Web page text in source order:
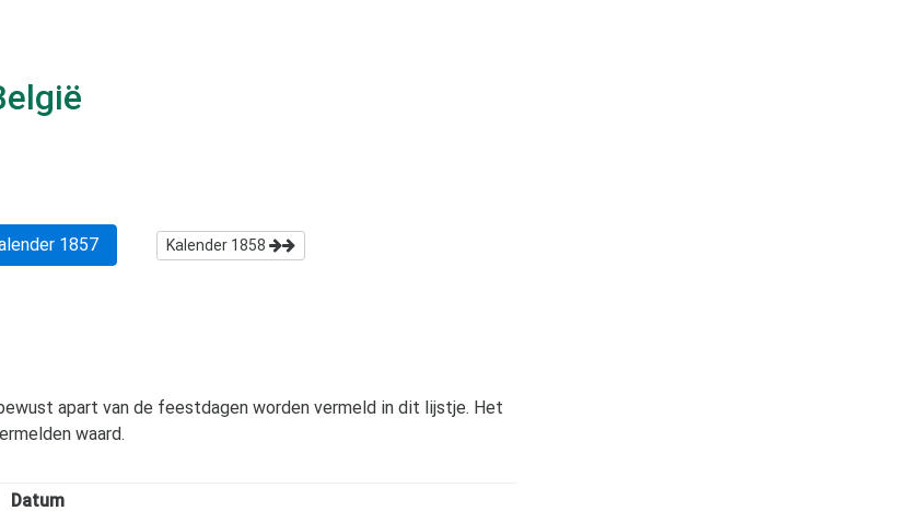
1857 Kalender 1858
apart van de feestdagen worden vermeld in dit lijstje. Het
waard.
Datum